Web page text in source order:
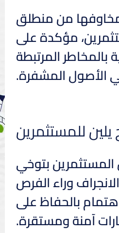
من منطلق
مؤكدة على
بالمخاطر المرتبطة
الأصول المشفرة.
يلين للمستثمرين
المستثمرين بتوخي
وراء الفرص
بالحفاظ على
آمنة ومستقرة.